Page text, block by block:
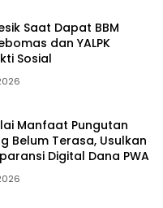
Saat Dapat BBM
dan YALPK
Sosial
Manfaat Pungutan
Belum Terasa, Usulkan
Digital Dana PWA